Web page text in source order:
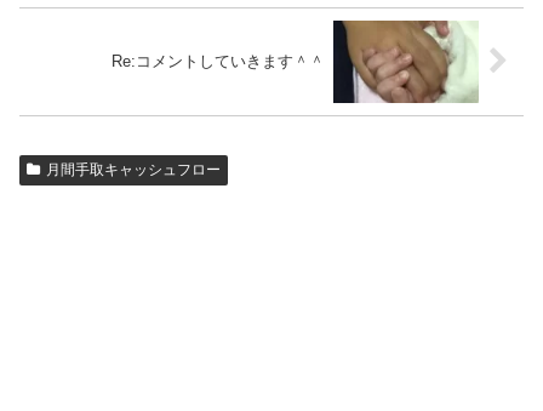
Re:コメントしていきます＾＾
月間手取キャッシュフロー